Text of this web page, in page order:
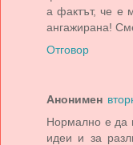
а фактът, че е
ангажирана!
Отговор
Анонимен
Нормално е да
идеи и за